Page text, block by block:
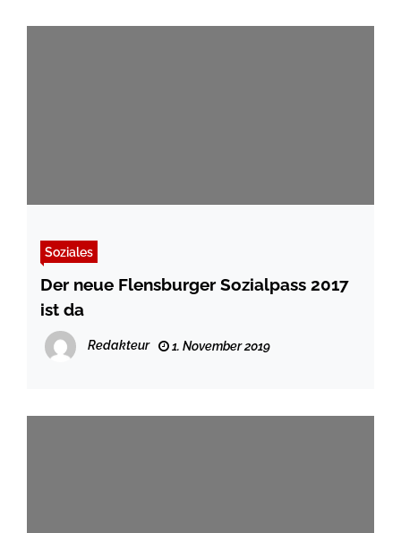
Soziales
Der neue Flensburger Sozialpass 2017
ist da
Redakteur 1. November 2019